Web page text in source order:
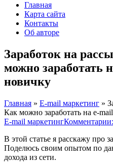
Главная
Карта сайта
Контакты
Об авторе
Заработок на
можно заработать
новичку
Главная » E-mail маркетинг »
Как можно заработать на e-
E-mail маркетинг
В этой статье я расскажу про
Поделюсь своим опытом по
дохода из сети.